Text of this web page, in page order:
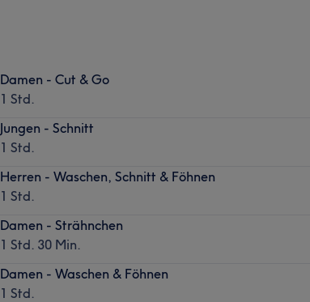
Damen - Cut & Go
1 Std.
Jungen - Schnitt
1 Std.
Herren - Waschen, Schnitt & Föhnen
1 Std.
Damen - Strähnchen
1 Std. 30 Min.
Damen - Waschen & Föhnen
1 Std.